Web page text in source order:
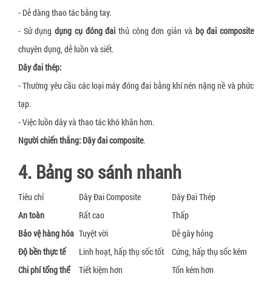
- Dễ dàng thao tác bằng tay.
- Sử dụngdụng cụ đóng đai thủ công đơn giản và bọ đai composite
chuyên dụng, dễ luồn và siết.
Dây đai thép:
- Thường yêu cầu các loại máy đóng đai bằng khí nén nặng nề và phức
tạp.
- Việc luồn dây và thao tác khó khăn hơn.
Người chiến thắng: Dây đai composite.
4. Bảng so sánh nhanh
Tiêu chí Dây Đai Composite
Dây Đai Thép
An toàn
Rất cao
Thấp
Bảo vệ hàng hóa Tuyệt vời
Dễ gây hỏng
Độ bền thực tế
Linh hoạt, hấp thụ sốc tốt
Cứng, hấp thụ sốc kém
Chi phí tổng thể
Tiết kiệm hơn
Tốn kém hơn